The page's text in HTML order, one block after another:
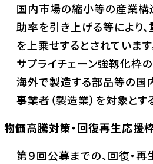
国内市場の縮小等の産業構
助率を引き上げる等により
を上乗せするとされています
サプライチェーン強靱化枠
海外で製造する部品等の国
事業者（製造業）を対象と
物価高騰対策・回復再生応援
第９回公募までの、回復・